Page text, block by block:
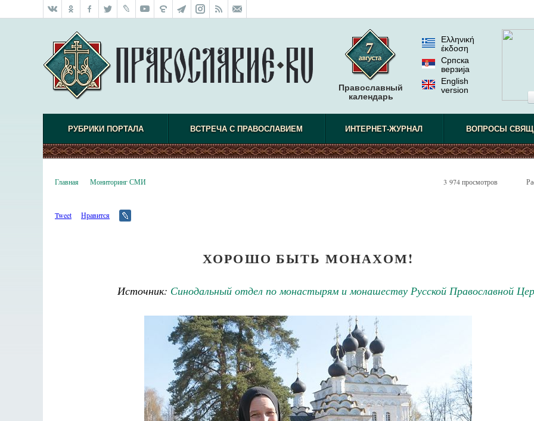
Православный
календарь
Ελληνική
έκδοση
Српска
верзиjа
English
version
РУБРИКИ ПОРТАЛА ВСТРЕЧА С ПРАВОСЛАВИЕМ ИНТЕРНЕТ-ЖУРНАЛ ВОПРОСЫ
Главная Мониторинг СМИ 3 974 просмотров
Tweet Нравится
ХОРОШО БЫТЬ МОНАХОМ!
Источник: Синодальный отдел по монастырям и монашеству Русской Православной